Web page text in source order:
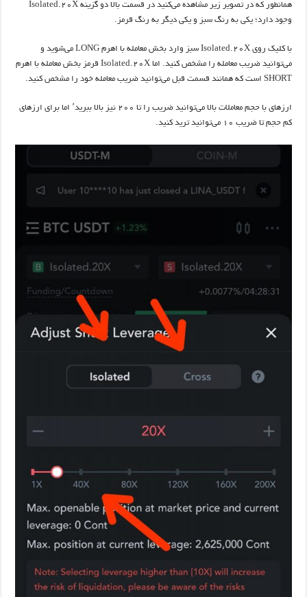
همانطور که در تصویر زیر مشاهده می‌کنید در قسمت بالا دو گزینه Isolated.20X
وجود دارد؛ یکی به رنگ سبز و یکی دیگر به رنگ قرمز.
با کلیک روی Isolated.20X سبز وارد بخش معامله با اهرم LONG می‌شوید و
می‌توانید ضریب معامله را مشخص کنید. اما Isolated.20X قرمز بخش معامله با اهرم
SHORT است که همانند قسمت قبل می‌توانید ضریب معامله خود را مشخص کنید.
ارزهای با حجم معاملات بالا می‌توانید ضریب را تا ۲۰۰ نیز بالا ببرید٬ اما برای ارزهای
کم حجم تا ضریب ۱۰ می‌توانید ترید کنید.